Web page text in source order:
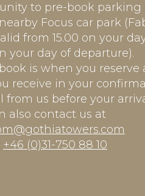
to pre-book parking
Focus car park
from 15.00 on your
your day of departure).
is when you reserve
receive in your
from us before your
also contact us at
+46 (0)31-750 88 10